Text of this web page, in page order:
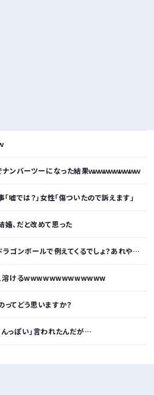
ンバーツーになった結果ｗｗｗｗｗｗｗｗｗｗ
嘘では？」女性「傷ついたので訴えます」
、だと改めて思った
ボールで例えてくるでしょ？あれやめてほしい」
、溶けるwwwwwwwwwwwww
てどう思いますか？
っぽい」言われたんだが…